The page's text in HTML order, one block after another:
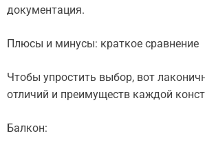
документация.
Плюсы и минусы: краткое сравнение
Чтобы упростить выбор, вот
отличий и преимуществ каждой
Балкон: